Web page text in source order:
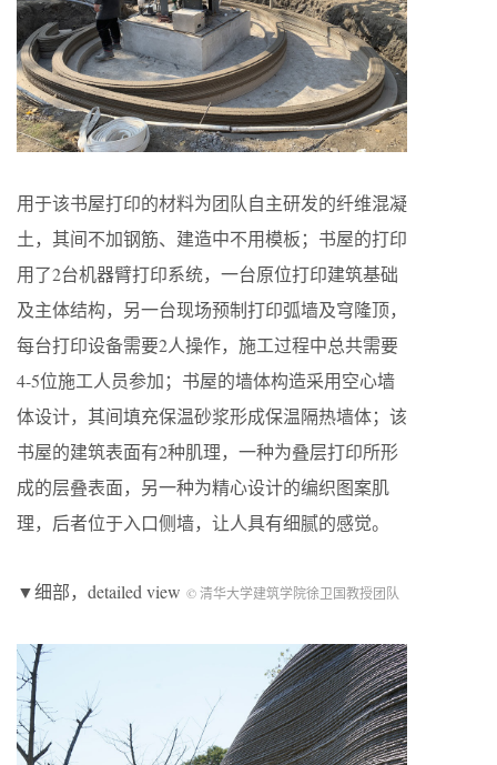
用于该书屋打印的材料为团队自主研发的纤维混凝
土，其间不加钢筋、建造中不用模板；书屋的打印
用了2台机器臂打印系统，一台原位打印建筑基础
及主体结构，另一台现场预制打印弧墙及穹隆顶，
每台打印设备需要2人操作，施工过程中总共需要
4-5位施工人员参加；书屋的墙体构造采用空心墙
体设计，其间填充保温砂浆形成保温隔热墙体；该
书屋的建筑表面有2种肌理，一种为叠层打印所形
成的层叠表面，另一种为精心设计的编织图案肌
理，后者位于入口侧墙，让人具有细腻的感觉。
▼细部，detailed view © 清华大学建筑学院徐卫国教授团队